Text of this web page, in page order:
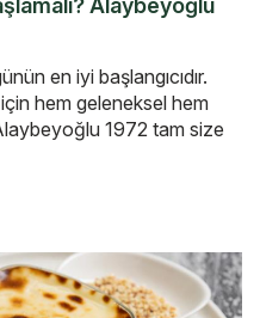
Alaybeyoğlu
en iyi başlangıcıdır.
hem geleneksel hem
1972 tam size